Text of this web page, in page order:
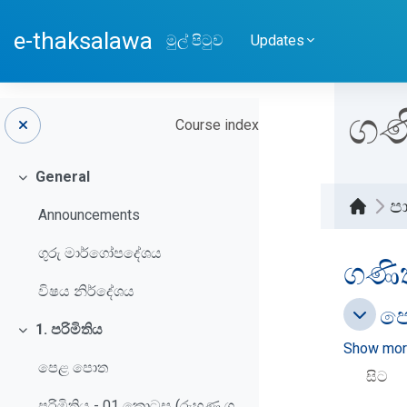
e-thaksalawa මුල් පිටුව Updates
Course index
බිඳ වැටීම
General
Announcements
ගුරු මාර්ගෝපදේශය
විෂය නිර්දේශය
බිඳ වැටීම
1. පරිමිතිය
පෙළ පොත
Show
සිට